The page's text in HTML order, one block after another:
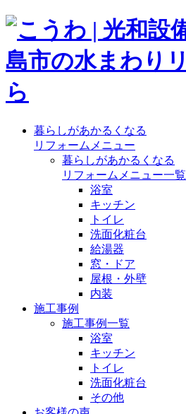
暮らしがあかるくなる
リフォームメニュー
暮らしがあかるくなる
リフォームメニュー一覧
浴室
キッチン
トイレ
洗面化粧台
給湯器
窓・ドア
屋根・外壁
内装
施工事例
施工事例一覧
浴室
キッチン
トイレ
洗面化粧台
その他